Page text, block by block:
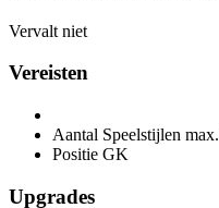
Vervalt niet
Vereisten
Aantal Speelstijlen max.
Positie GK
Upgrades